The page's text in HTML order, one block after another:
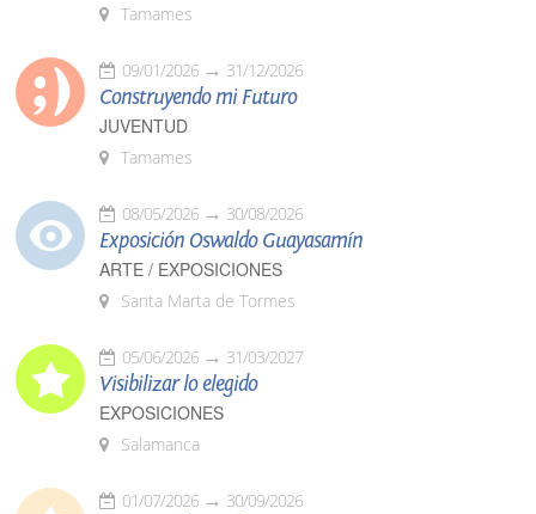
Tamames
09/01/2026 31/12/2026
Construyendo mi Futuro
JUVENTUD
Tamames
08/05/2026 30/08/2026
Exposición Oswaldo Guayasamín
ARTE / EXPOSICIONES
Santa Marta de Tormes
05/06/2026 31/03/2027
Visibilizar lo elegido
EXPOSICIONES
Salamanca
01/07/2026 30/09/2026